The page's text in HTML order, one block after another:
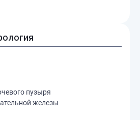
пузыря
железы